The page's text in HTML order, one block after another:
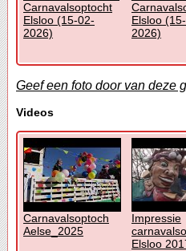
Carnavalsoptocht
Elsloo (15-02-
2026)
Elsloo
2026)
Geef een foto door van deze
Videos
Carnavalsoptoch
Aelse_2025
Impressie
Elsloo